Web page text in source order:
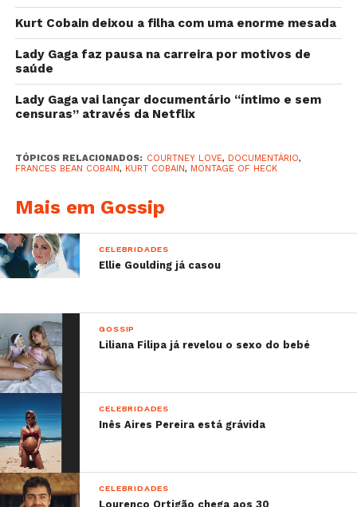
Kurt Cobain deixou a filha com uma enorme mesada
Lady Gaga faz pausa na carreira por motivos de
saúde
Lady Gaga vai lançar documentário “íntimo e sem
censuras” através da Netflix
TÓPICOS RELACIONADOS: COURTNEY LOVE, DOCUMENTÁRIO,
FRANCES BEAN COBAIN, KURT COBAIN, MONTAGE OF HECK
Mais em Gossip
CELEBRIDADES
Ellie Goulding já casou
GOSSIP
Liliana Filipa já revelou o sexo do bebé
CELEBRIDADES
Inês Aires Pereira está grávida
CELEBRIDADES
Lourenço Ortigão chega aos 30